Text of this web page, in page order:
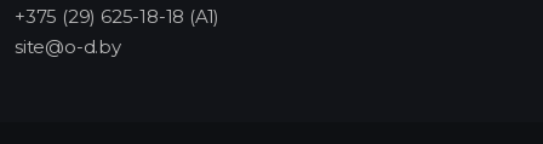
+375 (29) 625-18-18 (A1)
site@o-d.by